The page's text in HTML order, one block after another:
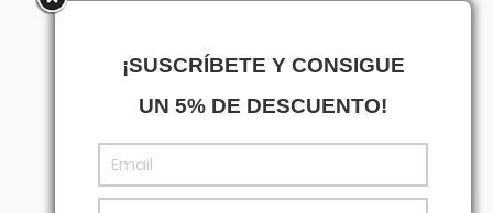
¡SUSCRÍBETE Y CONSIGUE
UN 5% DE DESCUENTO!